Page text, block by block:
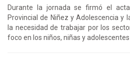
Durante la jornada se firmó el
Provincial de Niñez y Adolescencia y
la necesidad de trabajar por los
foco en los niños, niñas y